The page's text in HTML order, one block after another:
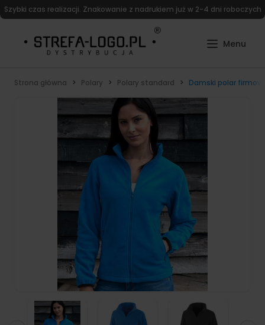
Szybki czas realizacji. Znakowanie z nadrukiem już w 2-4 dni roboczych
Strona główna Polary Polary standard Damski polar